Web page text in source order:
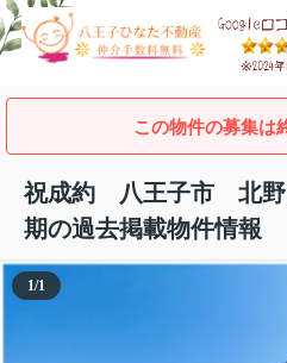
この物件の募集は
祝成約 八王子市 北
期の過去掲載物件情報
1/1